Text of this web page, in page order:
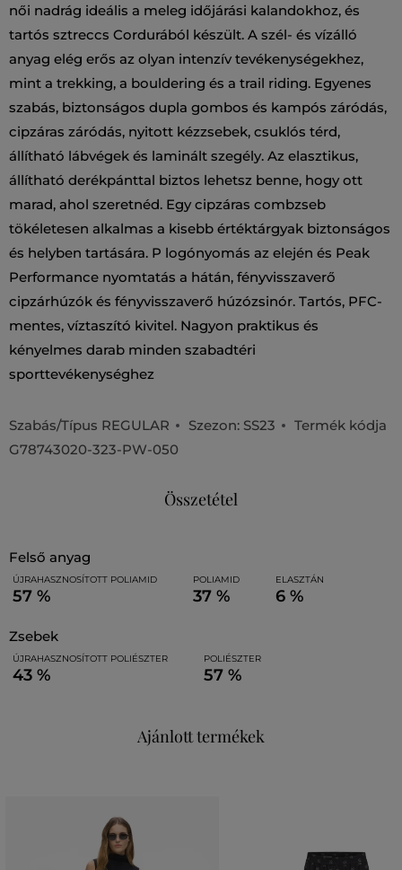
női nadrág ideális a meleg időjárási kalandokhoz, és
tartós sztreccs Cordurából készült. A szél- és vízálló
anyag elég erős az olyan intenzív tevékenységekhez,
mint a trekking, a bouldering és a trail riding. Egyenes
szabás, biztonságos dupla gombos és kampós záródás,
cipzáras záródás, nyitott kézzsebek, csuklós térd,
állítható lábvégek és laminált szegély. Az elasztikus,
állítható derékpánttal biztos lehetsz benne, hogy ott
marad, ahol szeretnéd. Egy cipzáras combzseb
tökéletesen alkalmas a kisebb értéktárgyak biztonságos
és helyben tartására. P logónyomás az elején és Peak
Performance nyomtatás a hátán, fényvisszaverő
cipzárhúzók és fényvisszaverő húzózsinór. Tartós, PFC-
mentes, víztaszító kivitel. Nagyon praktikus és
kényelmes darab minden szabadtéri
sporttevékenységhez
Szabás/Típus REGULAR Szezon: SS23
Termék kódja
G78743020-323-PW-050
Összetétel
felső anyag
ÚJRAHASZNOSÍTOTT POLIAMID
57 %
POLIAMID
37 %
ELASZTÁN
6 %
zsebek
ÚJRAHASZNOSÍTOTT POLIÉSZTER
43 %
POLIÉSZTER
57 %
Ajánlott termékek